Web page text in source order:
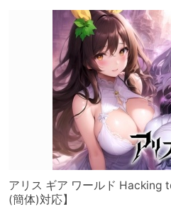
アリス ギア ワールド Hacking
(簡体)対応】